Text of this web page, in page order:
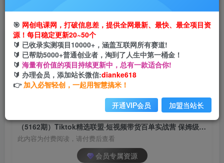
（5162期）Tiktok精选联盟·短视频带货百单实战
营 保姆级教学 快速成为Tiktok带货达人
网创电课网
2年前发布
1343 123
（5162期）Tiktok精选联盟·短视频带货百单实战营 保姆级教学 快速成为Tiktok带货达人
此内容为付费阅读，请付费后查看
会员专属资源
🎯 网创电课网，打破信息差，提供全网最新、最快、最全项目资
源！每日稳定更新20~50个
🔰 已收录实测项目10000+，涵盖互联网所有赛道!
🔰 已帮助5000+普通创业者，淘到了人生中第一桶金！
🔰 海量有价值的项目持续更新中，总有一款适合你!
🔰 办理会员，添加站长微信:dianke618
👉 加入必智轻创，一起用智慧搞米！
开通VIP会员 加盟当站长